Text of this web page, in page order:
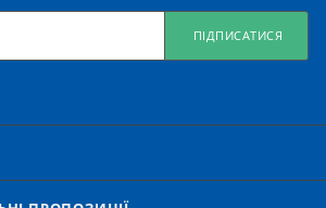
ПІДПИСАТИСЯ